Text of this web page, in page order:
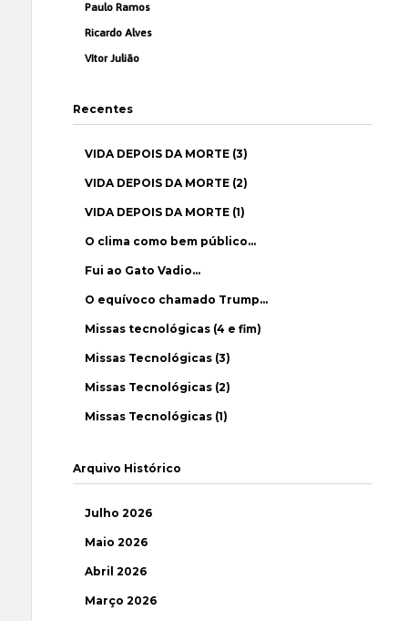
Paulo Ramos
Ricardo Alves
Vítor Julião
Recentes
VIDA DEPOIS DA MORTE (3)
VIDA DEPOIS DA MORTE (2)
VIDA DEPOIS DA MORTE (1)
O clima como bem público…
Fui ao Gato Vadio…
O equívoco chamado Trump…
Missas tecnológicas (4 e fim)
Missas Tecnológicas (3)
Missas Tecnológicas (2)
Missas Tecnológicas (1)
Arquivo Histórico
Julho 2026
Maio 2026
Abril 2026
Março 2026